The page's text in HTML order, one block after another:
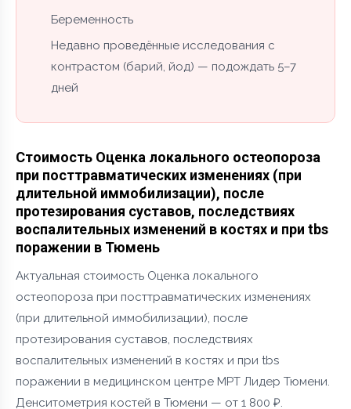
Беременность
Недавно проведённые исследования с
контрастом (барий, йод) — подождать 5–7
дней
Стоимость Оценка локального остеопороза
при посттравматических изменениях (при
длительной иммобилизации), после
протезирования суставов, последствиях
воспалительных изменений в костях и при tbs
поражении в Тюмень
Актуальная стоимость Оценка локального
остеопороза при посттравматических изменениях
(при длительной иммобилизации), после
протезирования суставов, последствиях
воспалительных изменений в костях и при tbs
поражении в медицинском центре МРТ Лидер Тюмени.
Денситометрия костей в Тюмени — от 1 800 ₽.